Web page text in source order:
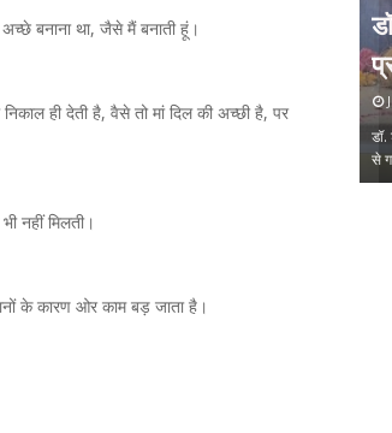
बनाना था, जैसे मैं बनाती हूं।
ही देती है, वैसे तो मां दिल की अच्छी है, पर
नहीं मिलती।
के कारण ओर काम बड़ जाता है।
शुभदा पांडेय की साहित्य- यात्रा पर
26, 2026
से